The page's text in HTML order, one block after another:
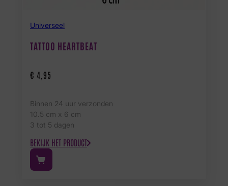
Universeel
TATTOO HEARTBEAT
€ 4,95
Binnen 24 uur verzonden
10.5 cm x 6 cm
3 tot 5 dagen
BEKIJK HET PRODUCT